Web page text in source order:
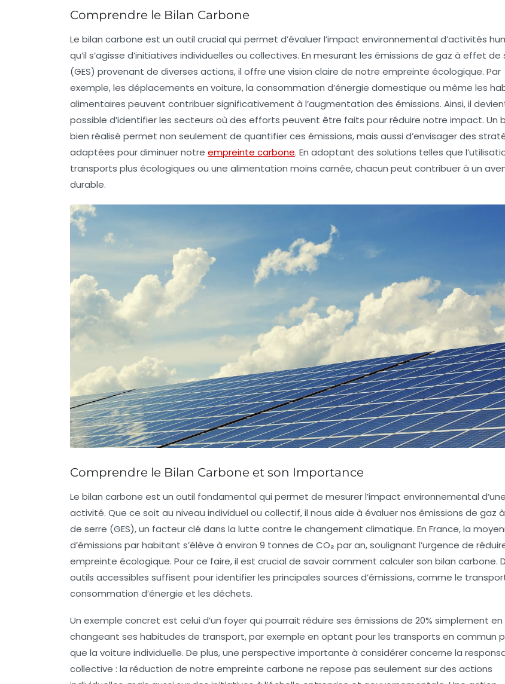
Comprendre le Bilan Carbone
Le bilan carbone est un outil crucial qui permet d’évaluer l’impact environnemental d’activités
qu’il s’agisse d’initiatives individuelles ou collectives. En mesurant les émissions de gaz à effet de
(GES) provenant de diverses actions, il offre une vision claire de notre empreinte écologique. Par
exemple, les déplacements en voiture, la consommation d’énergie domestique ou même les
alimentaires peuvent contribuer significativement à l’augmentation des émissions. Ainsi, il
possible d’identifier les secteurs où des efforts peuvent être faits pour réduire notre impact. Un
bien réalisé permet non seulement de quantifier ces émissions, mais aussi d’envisager des
adaptées pour diminuer notre empreinte carbone. En adoptant des solutions telles que
transports plus écologiques ou une alimentation moins carnée, chacun peut contribuer à un
durable.
Comprendre le Bilan Carbone et son Importance
Le bilan carbone est un outil fondamental qui permet de mesurer l’impact environnemental d’une
activité. Que ce soit au niveau individuel ou collectif, il nous aide à évaluer nos émissions de gaz
de serre (GES), un facteur clé dans la lutte contre le changement climatique. En France, la
d’émissions par habitant s’élève à environ 9 tonnes de CO₂ par an, soulignant l’urgence de
empreinte écologique. Pour ce faire, il est crucial de savoir comment calculer son bilan carbone.
outils accessibles suffisent pour identifier les principales sources d’émissions, comme le
consommation d’énergie et les déchets.
Un exemple concret est celui d’un foyer qui pourrait réduire ses émissions de 20% simplement en
changeant ses habitudes de transport, par exemple en optant pour les transports en commun
que la voiture individuelle. De plus, une perspective importante à considérer concerne la
collective : la réduction de notre empreinte carbone ne repose pas seulement sur des actions